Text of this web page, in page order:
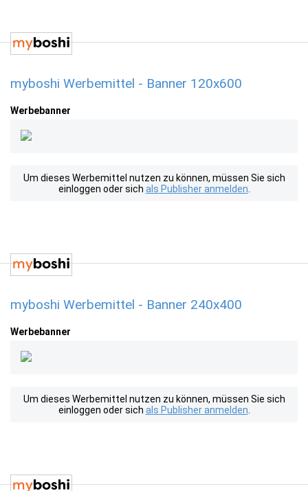
myboshi Werbemittel - Banner 120x600
Werbebanner
Um dieses Werbemittel nutzen zu können, müssen Sie sich
einloggen oder sich als Publisher anmelden
myboshi Werbemittel - Banner 240x400
Werbebanner
Um dieses Werbemittel nutzen zu können, müssen Sie sich
einloggen oder sich als Publisher anmelden